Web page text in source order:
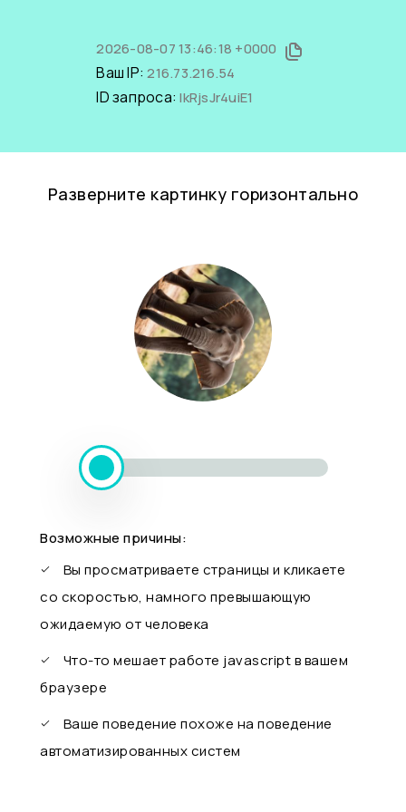
2026-08-07 13:46:18 +0000
Ваш IP:216.73.216.54
ID запроса:IkRjsJr4uiE1
Разверните картинку горизонтально
Возможные причины:
Вы просматриваете страницы и кликаете
со скоростью, намного превышающую
ожидаемую от человека
Что-то мешает работе javascript в вашем
браузере
Ваше поведение похоже на поведение
автоматизированных систем